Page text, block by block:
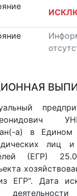
а) в Едином
лиц и
(ЕГР)
ЕГР". Дата